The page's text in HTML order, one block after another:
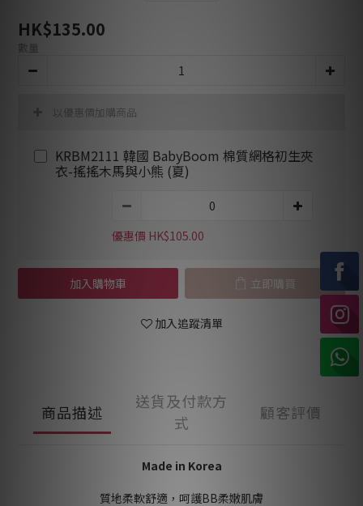
HK$135.00
數量
以優惠價加購商品
KRBM2111 韓國 BabyBoom 棉質網格初生夾
衣-搖搖木馬與小熊 (夏)
優惠價 HK$105.00
加入購物車 立即購買
加入追蹤清單
商品描述
送貨及付款方
式
顧客評價
Made in Korea
質地柔軟舒適，呵護BB柔嫩肌膚